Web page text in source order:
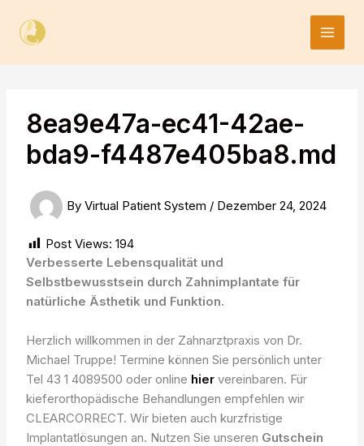
content
8ea9e47a-ec41-42ae-
bda9-f4487e405ba8.md
ByVirtual Patient System / Dezember 24, 2024
Post Views: 194
Verbesserte Lebensqualität und
Selbstbewusstsein durch Zahnimplantate für
natürliche Ästhetik und Funktion.
Herzlich willkommen in der Zahnarztpraxis von Dr.
Michael Truppe! Termine können Sie persönlich unter
Tel 43 1 4089500 oder online hier vereinbaren. Für
kieferorthopädische Behandlungen empfehlen wir
CLEARCORRECT. Wir bieten auch kurzfristige
Implantatlösungen an. Nutzen Sie unseren Gutschein